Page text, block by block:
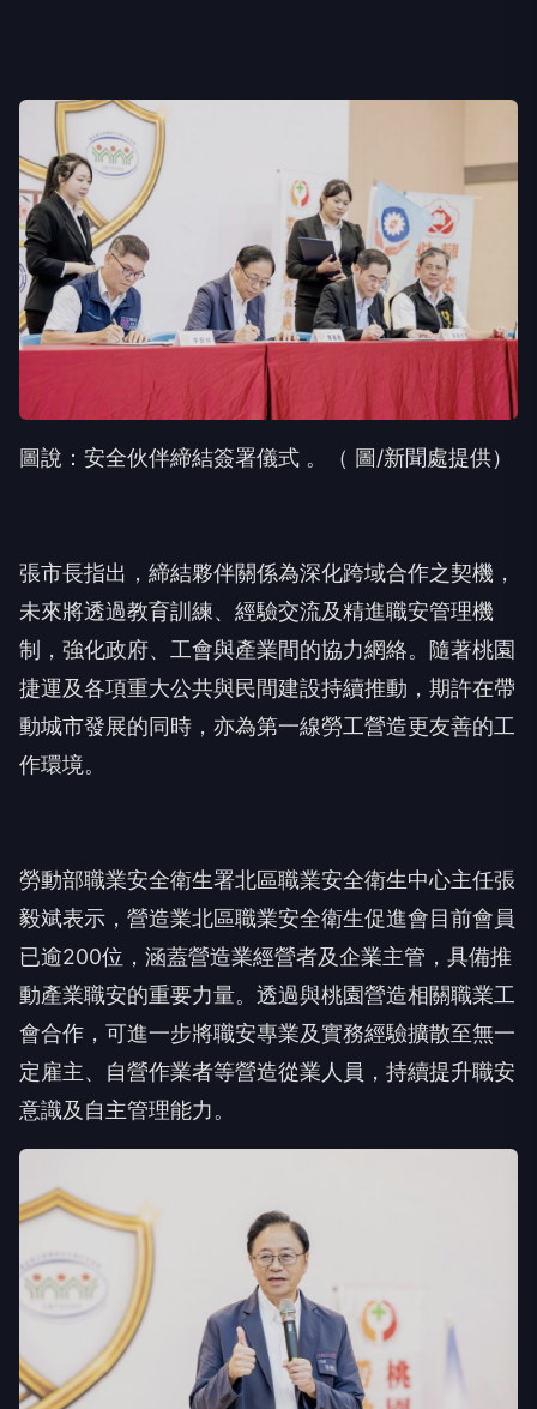
圖說：安全伙伴締結簽署儀式 。（ 圖/新聞處提供）
未來將透過教育訓練、經驗交流及精進職安管理機
制，強化政府、工會與產業間的協力網絡。隨著桃園
捷運及各項重大公共與民間建設持續推動，期許在帶
動城市發展的同時，亦為第一線勞工營造更友善的工
作環境。
毅斌表示，營造業北區職業安全衛生促進會目前會員
已逾200位，涵蓋營造業經營者及企業主管，具備推
動產業職安的重要力量。透過與桃園營造相關職業工
會合作，可進一步將職安專業及實務經驗擴散至無一
定雇主、自營作業者等營造從業人員，持續提升職安
意識及自主管理能力。